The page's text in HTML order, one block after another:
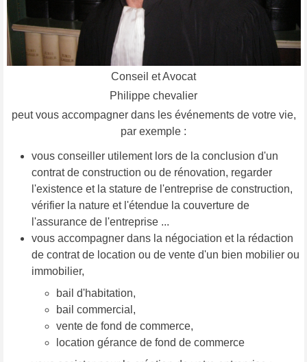
Conseil et Avocat
Philippe chevalier
peut vous accompagner dans les événements de votre vie,
par exemple :
vous conseiller utilement lors de la conclusion d'un
contrat de construction ou de rénovation, regarder
l'existence et la stature de l'entreprise de construction,
vérifier la nature et l'étendue la couverture de
l'assurance de l'entreprise ...
vous accompagner dans la négociation et la rédaction
de contrat de location ou de vente d'un bien mobilier ou
immobilier,
bail d'habitation,
bail commercial,
vente de fond de commerce,
location gérance de fond de commerce